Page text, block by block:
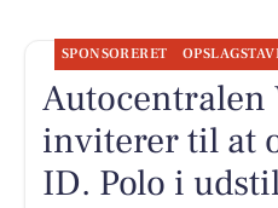
SPONSORERET
inviterer til at
ID. Polo i